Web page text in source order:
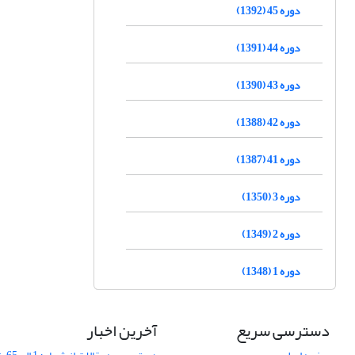
دوره 45 (1392)
دوره 44 (1391)
دوره 43 (1390)
دوره 42 (1388)
دوره 41 (1387)
دوره 3 (1350)
دوره 2 (1349)
دوره 1 (1348)
دسترسی سریع آخرین اخبار